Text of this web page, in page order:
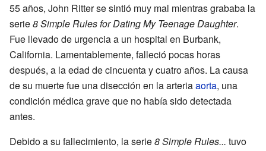
55 años, John Ritter se sintió muy mal mientras grababa la
serie8 Simple Rules for Dating My Teenage Daughter.
Fue llevado de urgencia a un hospital en Burbank,
California. Lamentablemente, falleció pocas horas
después, a la edad de cincuenta y cuatro años. La causa
de su muerte fue una disección en la arteriaaorta, una
condición médica grave que no había sido detectada
antes.
Debido a su fallecimiento, la serie8 Simple Rules... tuvo